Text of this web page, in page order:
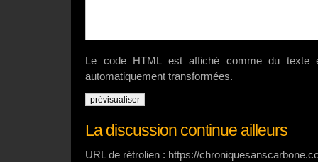
Le code HTML est affiché comme du texte
automatiquement transformées.
La discussion continue ailleurs
URL de rétrolien : https://